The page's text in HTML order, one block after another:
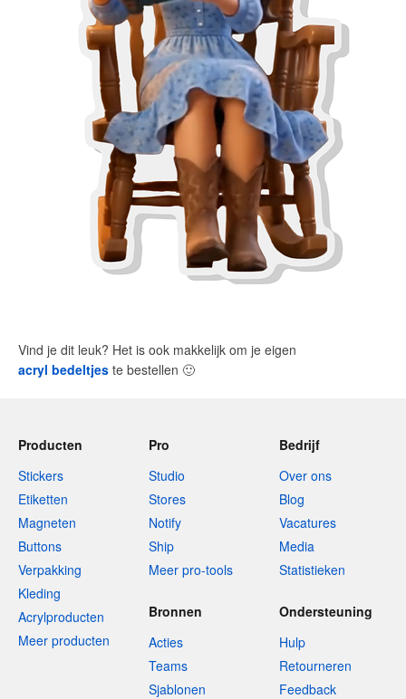
Vind je dit leuk? Het is ook makkelijk om je eigen
acryl bedeltjes te bestellen 🙂
Producten
Stickers
Etiketten
Magneten
Buttons
Verpakking
Kleding
Acrylproducten
Meer producten
Pro
Studio
Stores
Notify
Ship
Meer pro-tools
Bedrijf
Over ons
Blog
Vacatures
Media
Statistieken
Bronnen
Acties
Teams
Sjablonen
Ondersteuning
Hulp
Retourneren
Feedback